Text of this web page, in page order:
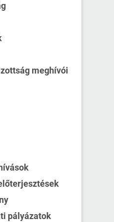
meghívói
pályázatok